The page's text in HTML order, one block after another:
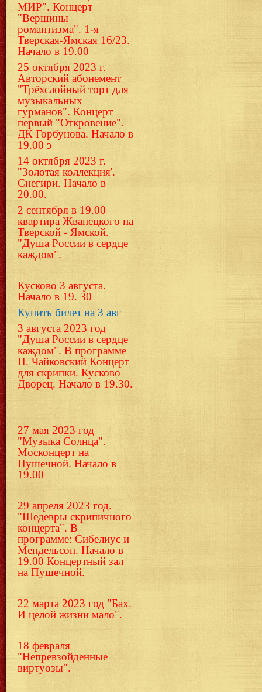
МИР". Концерт
"Вершины
романтизма". 1-я
Тверская-Ямская 16/23.
Начало в 19.00
25 октября 2023 г.
Авторский абонемент
"Трёхслойный торт для
музыкальных
гурманов". Концерт
первый "Откровение".
ДК Горбунова. Начало в
19.00 э
14 октября 2023 г.
"Золотая коллекция'.
Снегири. Начало в
20.00.
2 сентября в 19.00
квартира Жванецкого на
Тверской - Ямской.
"Душа России в сердце
каждом".
Кусково 3 августа.
Начало в 19. 30
Купить билет на 3 авг
3 августа 2023 год
"Душа России в сердце
каждом". В программе
П. Чайковский Концерт
для скрипки. Кусково
Дворец. Начало в 19.30.
27 мая 2023 год
"Музыка Солнца".
Москонцерт на
Пушечной. Начало в
19.00
29 апреля 2023 год.
"Шедевры скрипичного
концерта". В
программе: Сибелиус и
Мендельсон. Начало в
19.00 Концертный зал
на Пушечной.
22 марта 2023 год "Бах.
И целой жизни мало".
18 февраля
"Непревзойденные
виртуозы".